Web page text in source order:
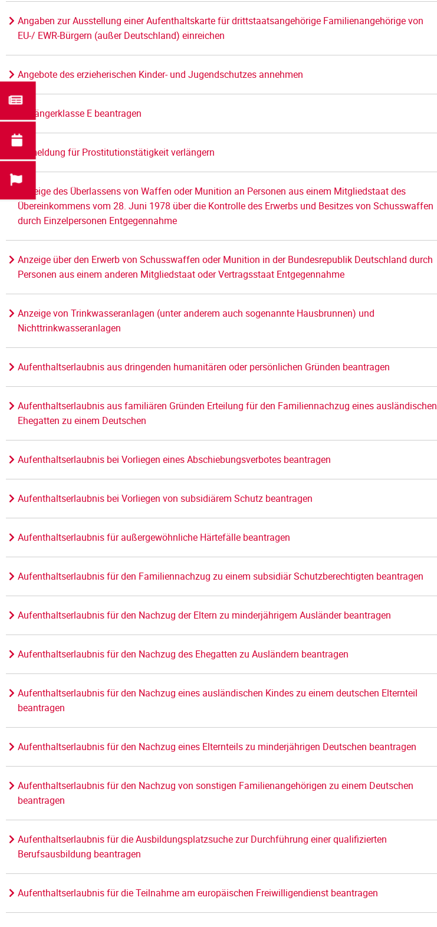
Angaben zur Ausstellung einer Aufenthaltskarte für drittstaatsangehörige Familienangehörige von
EU-/ EWR-Bürgern (außer Deutschland) einreichen
Angebote des erzieherischen Kinder- und Jugendschutzes annehmen
Anhängerklasse E beantragen
Anmeldung für Prostitutionstätigkeit verlängern
Anzeige des Überlassens von Waffen oder Munition an Personen aus einem Mitgliedstaat des
Übereinkommens vom 28. Juni 1978 über die Kontrolle des Erwerbs und Besitzes von Schusswaffen
durch Einzelpersonen Entgegennahme
Anzeige über den Erwerb von Schusswaffen oder Munition in der Bundesrepublik Deutschland durch
Personen aus einem anderen Mitgliedstaat oder Vertragsstaat Entgegennahme
Anzeige von Trinkwasseranlagen (unter anderem auch sogenannte Hausbrunnen) und
Nichttrinkwasseranlagen
Aufenthaltserlaubnis aus dringenden humanitären oder persönlichen Gründen beantragen
Aufenthaltserlaubnis aus familiären Gründen Erteilung für den Familiennachzug eines ausländischen
Ehegatten zu einem Deutschen
Aufenthaltserlaubnis bei Vorliegen eines Abschiebungsverbotes beantragen
Aufenthaltserlaubnis bei Vorliegen von subsidiärem Schutz beantragen
Aufenthaltserlaubnis für außergewöhnliche Härtefälle beantragen
Aufenthaltserlaubnis für den Familiennachzug zu einem subsidiär Schutzberechtigten beantragen
Aufenthaltserlaubnis für den Nachzug der Eltern zu minderjährigem Ausländer beantragen
Aufenthaltserlaubnis für den Nachzug des Ehegatten zu Ausländern beantragen
Aufenthaltserlaubnis für den Nachzug eines ausländischen Kindes zu einem deutschen Elternteil
beantragen
Aufenthaltserlaubnis für den Nachzug eines Elternteils zu minderjährigen Deutschen beantragen
Aufenthaltserlaubnis für den Nachzug von sonstigen Familienangehörigen zu einem Deutschen
beantragen
Aufenthaltserlaubnis für die Ausbildungsplatzsuche zur Durchführung einer qualifizierten
Berufsausbildung beantragen
Aufenthaltserlaubnis für die Teilnahme am europäischen Freiwilligendienst beantragen